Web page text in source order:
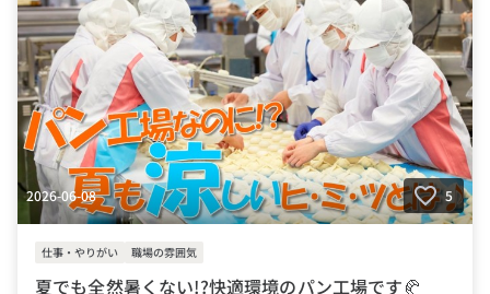
2026-06-08 5
仕事・やりがい 職場の雰囲気
夏でも全然暑くない!?快適環境のパン工場です🥐